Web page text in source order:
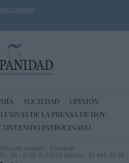
legales
SOCIEDAD
OPINIÓN
DE LA PRENSA DE HOY
PATROCINADO
de cookies
Contacto
39 - 1º Of. 9. 28010 Madrid
91 445 32 55